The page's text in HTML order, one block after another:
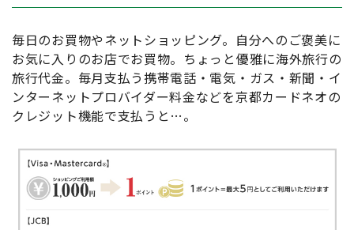
毎日のお買物やネットショッピング。自分へのご褒美に
お気に入りのお店でお買物。ちょっと優雅に海外旅行の
旅行代金。毎月支払う携帯電話・電気・ガス・新聞・イ
ンターネットプロバイダー料金などを京都カードネオの
クレジット機能で支払うと…。